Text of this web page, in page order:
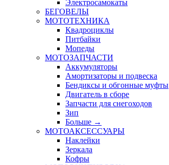
Электросамокаты
БЕГОВЕЛЫ
МОТОТЕХНИКА
Квадроциклы
Питбайки
Мопеды
МОТОЗАПЧАСТИ
Аккумуляторы
Амортизаторы и подвеска
Бендиксы и обгонные муфты
Двигатель в сборе
Запчасти для снегоходов
Зип
Больше →
МОТОАКСЕССУАРЫ
Наклейки
Зеркала
Кофры